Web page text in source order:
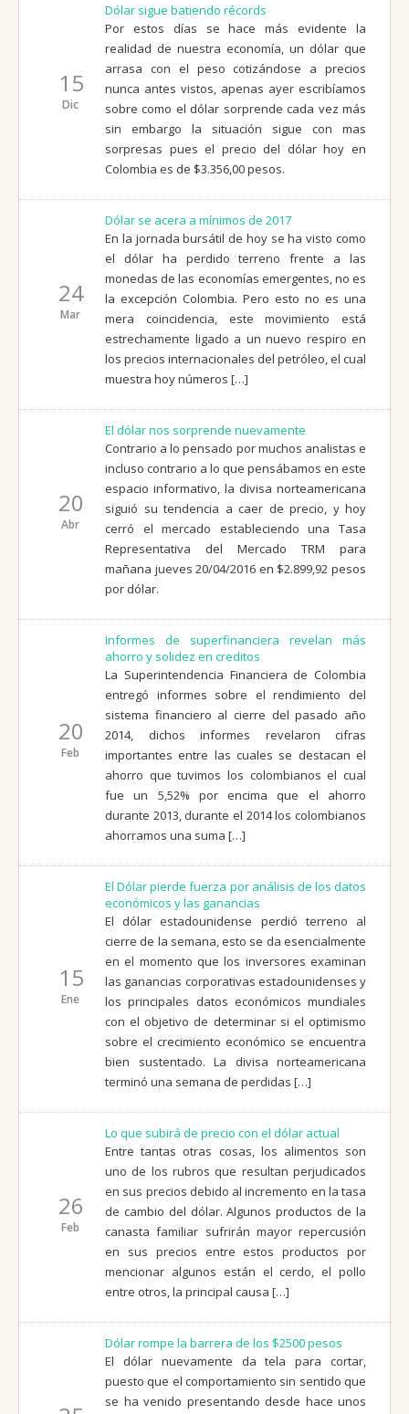
15
Dic
Dólar sigue batiendo récords
Por estos días se hace más evidente la
realidad de nuestra economía, un dólar que
arrasa con el peso cotizándose a precios
nunca antes vistos, apenas ayer escribíamos
sobre como el dólar sorprende cada vez más
sin embargo la situación sigue con mas
sorpresas pues el precio del dólar hoy en
Colombia es de $3.356,00 pesos.
24
Mar
Dólar se acera a mínimos de 2017
En la jornada bursátil de hoy se ha visto como
el dólar ha perdido terreno frente a las
monedas de las economías emergentes, no es
la excepción Colombia. Pero esto no es una
mera coincidencia, este movimiento está
estrechamente ligado a un nuevo respiro en
los precios internacionales del petróleo, el cual
muestra hoy números […]
20
Abr
El dólar nos sorprende nuevamente
Contrario a lo pensado por muchos analistas e
incluso contrario a lo que pensábamos en este
espacio informativo, la divisa norteamericana
siguió su tendencia a caer de precio, y hoy
cerró el mercado estableciendo una Tasa
Representativa del Mercado TRM para
mañana jueves 20/04/2016 en $2.899,92 pesos
por dólar.
20
Feb
Informes de superfinanciera revelan más
ahorro y solidez en creditos
La Superintendencia Financiera de Colombia
entregó informes sobre el rendimiento del
sistema financiero al cierre del pasado año
2014, dichos informes revelaron cifras
importantes entre las cuales se destacan el
ahorro que tuvimos los colombianos el cual
fue un 5,52% por encima que el ahorro
durante 2013, durante el 2014 los colombianos
ahorramos una suma […]
15
Ene
El Dólar pierde fuerza por análisis de los datos
económicos y las ganancias
El dólar estadounidense perdió terreno al
cierre de la semana, esto se da esencialmente
en el momento que los inversores examinan
las ganancias corporativas estadounidenses y
los principales datos económicos mundiales
con el objetivo de determinar si el optimismo
sobre el crecimiento económico se encuentra
bien sustentado. La divisa norteamericana
terminó una semana de perdidas […]
26
Feb
Lo que subirá de precio con el dólar actual
Entre tantas otras cosas, los alimentos son
uno de los rubros que resultan perjudicados
en sus precios debido al incremento en la tasa
de cambio del dólar. Algunos productos de la
canasta familiar sufrirán mayor repercusión
en sus precios entre estos productos por
mencionar algunos están el cerdo, el pollo
entre otros, la principal causa […]
Dólar rompe la barrera de los $2500 pesos
El dólar nuevamente da tela para cortar,
puesto que el comportamiento sin sentido que
se ha venido presentando desde hace unos